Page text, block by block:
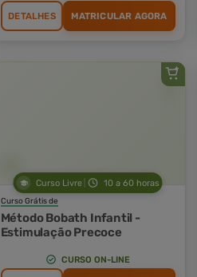
DETALHES MATRICULAR AGORA
Curso Livre 10 a 60 horas
Curso Grátis de
Método Bobath Infantil -
Estimulação Precoce
CURSO ON-LINE